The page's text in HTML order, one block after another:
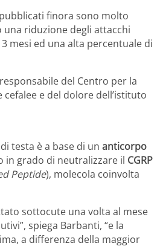
finora sono molto
riduzione degli attacchi
mesi ed una alta percentuale di
del Centro per la
e del dolore dell’istituto
testa è a base di un anticorpo
grado di neutralizzare il CGRP
Peptide), molecola coinvolta
sottocute una volta al mese
spiega Barbanti, “e la
a differenza della maggior